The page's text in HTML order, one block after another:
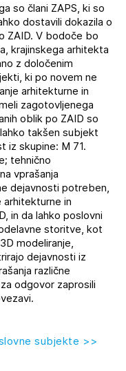
so člani ZAPS, ki so
dostavili dokazila o
ZAID. V bodoče bo
krajinskega arhitekta
z določenim
ki po novem ne
arhitekturne in
zagotovljenega
oblik po ZAID so
takšen subjekt
iz skupine: M 71.
tehnično
vprašanja
dejavnosti potreben,
in
in da lahko poslovni
storitve, kot
modeliranje,
dejavnosti iz
različne
odgovor zaprosili
subjekte >>